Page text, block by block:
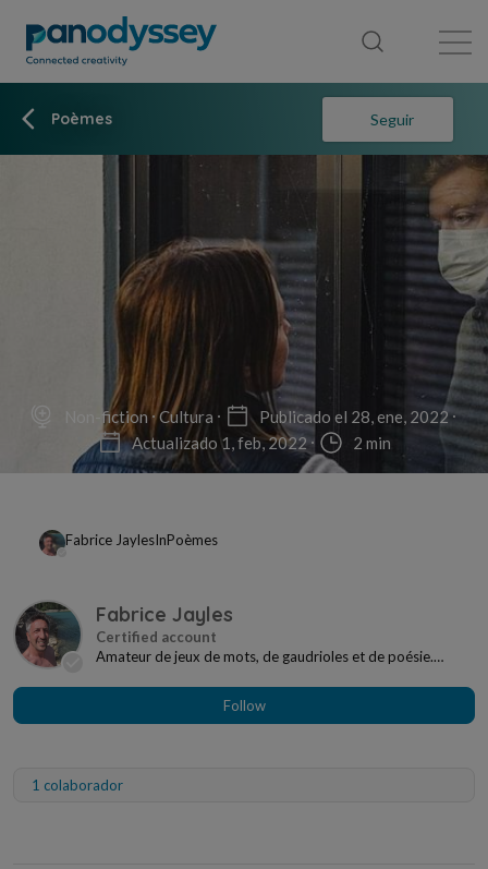
Poèmes Seguir
Non-fiction Cultura
Publicado el 28, ene, 2022
Actualizado 1, feb, 2022
2 min
Fabrice JaylesInPoèmes
Fabrice Jayles
Amateur de jeux de mots, de gaudrioles et de poésie.
Follow
1 colaborador